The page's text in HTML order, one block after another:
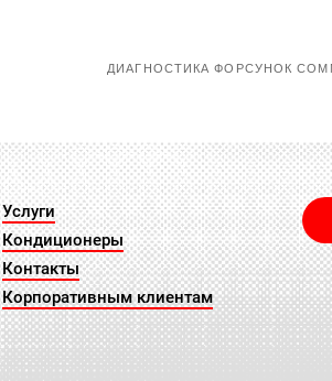
ДИАГНОСТИКА ФОРСУНОК
Услуги
Кондиционеры
Контакты
Корпоративным клиентам